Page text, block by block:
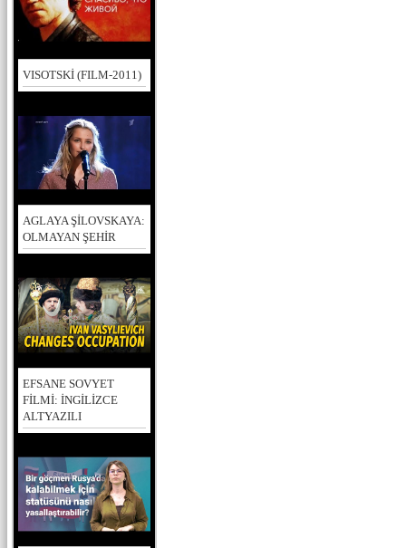
VISOTSKİ (FILM-2011)
AGLAYA ŞİLOVSKAYA:
OLMAYAN ŞEHİR
EFSANE SOVYET
FİLMİ: İNGİLİZCE
ALTYAZILI